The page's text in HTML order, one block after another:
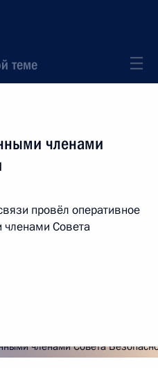
теме
членами
провёл оперативное
Совета